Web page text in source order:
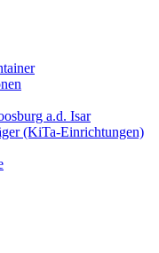
a.d. Isar
(KiTa-Einrichtungen)